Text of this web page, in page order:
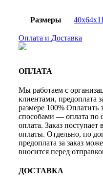
Размеры
Оплата и Доставка
ОПЛАТА
Мы работаем с
клиентами, предоплата
размере 100% Оплатить
способами — оплата по
оплата. Заказ поступает
оплаты. Отдельно, по
предоплата за заказ
вносится перед
ДОСТАВКА